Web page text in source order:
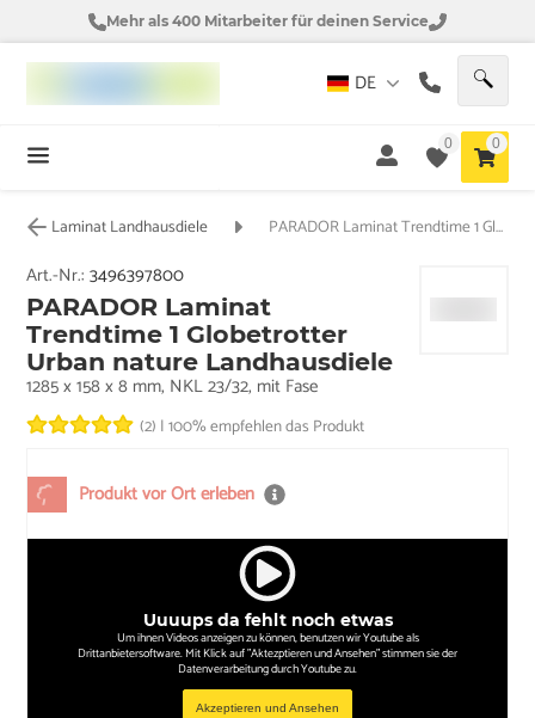
Mehr als 400 Mitarbeiter für deinen Service
DE
0 0
Laminat Landhausdiele PARADOR Laminat Trendtime 1 Globetrotter Urban nature Landhausdiele
Produkt vor Ort erleben
Uuuups da fehlt noch etwas
Um ihnen Videos anzeigen zu können, benutzen wir Youtube als
Drittanbietersoftware. Mit Klick auf "Aktezptieren und Ansehen" stimmen sie der
Datenverarbeitung durch Youtube zu.
Akzeptieren und Ansehen
Art.-Nr.:3496397800
PARADOR Laminat
Trendtime 1 Globetrotter
Urban nature Landhausdiele
1285 x 158 x 8 mm, NKL 23/32, mit Fase
(2) |100% empfehlen das Produkt